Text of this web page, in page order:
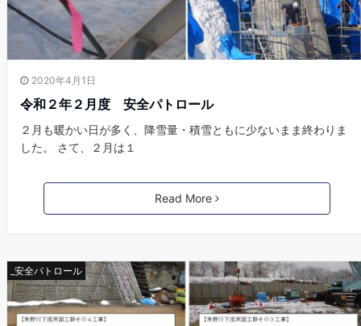
2020年4月1日
令和２年２月度 安全パトロール
２月も暖かい日が多く、降雪量・積雪ともに少ないまま終わりま
した。 さて、２月は１
Read More
_安全パトロール